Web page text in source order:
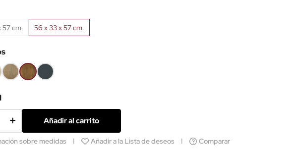
57 cm. 56 x 33 x 57 cm.
Roble
Nuez
Roble
viejo
Antracita
(EMB)
Añadir al carrito
sobre medidas Añadir a la Lista de deseos Comparar